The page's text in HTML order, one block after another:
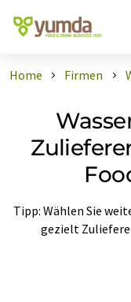
Home Firmen
Tipp: Wählen Sie
gezielt